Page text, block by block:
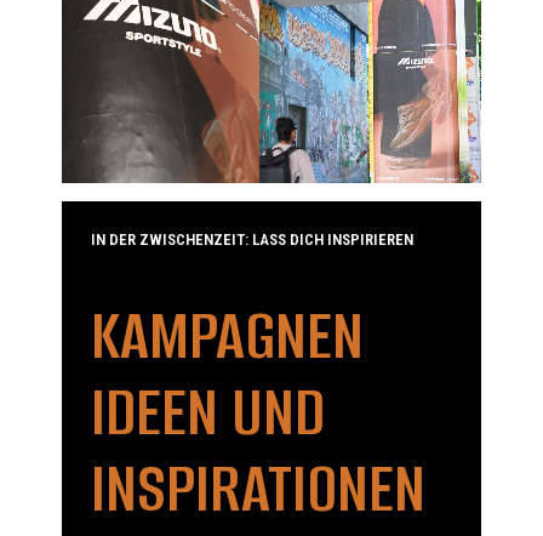
IN DER ZWISCHENZEIT: LASS DICH INSPIRIEREN
KAMPAGNEN
IDEEN UND
INSPIRATIONEN